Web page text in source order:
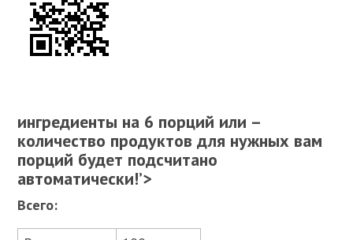
ингредиенты на 6 порций или –
количество продуктов для нужных вам
порций будет подсчитано
автоматически!’>
Всего: